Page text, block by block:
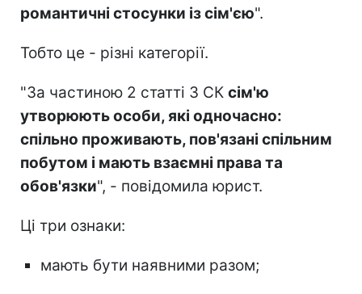
романтичні стосунки із сім'єю".
Тобто це - різні категорії.
"За частиною 2 статті 3 СК сім'ю
утворюють особи, які одночасно:
спільно проживають, пов'язані спільним
побутом і мають взаємні права та
обов'язки", - повідомила юрист.
Ці три ознаки:
мають бути наявними разом;